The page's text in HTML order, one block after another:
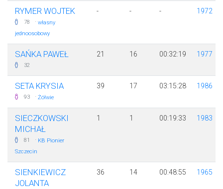
RYMER WOJTEK
78 · własny
jednoosobowy
- - - 1972
SAŃKA PAWEŁ
32
21 16 00:32:19 1977
SETA KRYSIA
93 · Żółwie
39 17 03:15:28 1986
SIECZKOWSKI
MICHAŁ
81 · KB Pionier
Szczecin
1 1 00:19:33 1983
SIENKIEWICZ
JOLANTA
36 14 00:48:55 1965